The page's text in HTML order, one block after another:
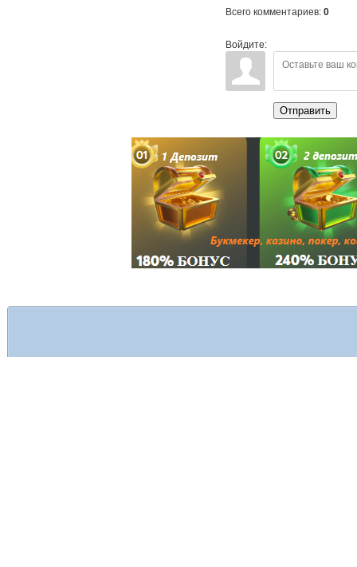
Всего комментариев: 0
Войдите:
Отправить